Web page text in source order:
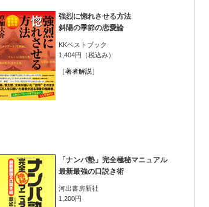
強烈に惚れさせる方法
斜陽の季節の恋愛論
KKベストブック
1,404円（税込み）
［著者解説］
「ナンパ塾」完全極秘マニュアル
最新最強の口説き術
河出書房新社
1,200円